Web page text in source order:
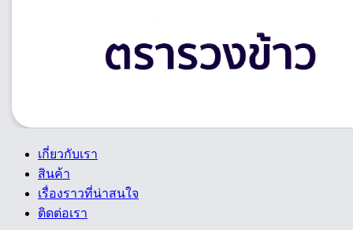
เกี่ยวกับเรา
สินค้า
เรื่องราวที่น่าสนใจ
ติดต่อเรา